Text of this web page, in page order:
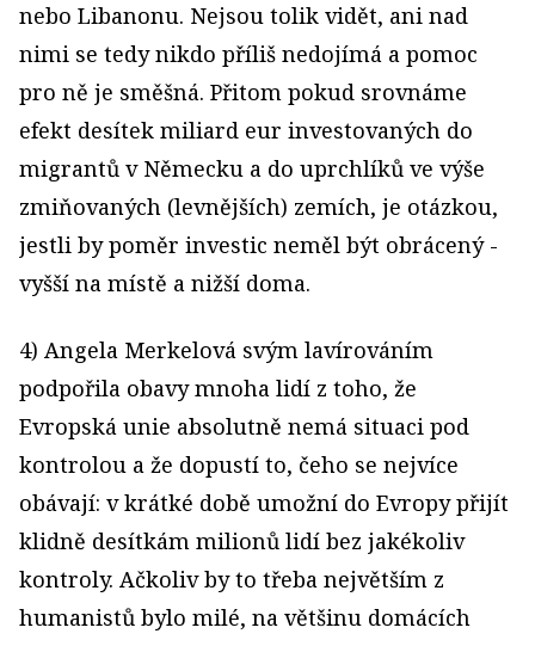
nebo Libanonu. Nejsou tolik vidět, ani nad
nimi se tedy nikdo příliš nedojímá a pomoc
pro ně je směšná. Přitom pokud srovnáme
efekt desítek miliard eur investovaných do
migrantů v Německu a do uprchlíků ve výše
zmiňovaných (levnějších) zemích, je otázkou,
jestli by poměr investic neměl být obrácený -
vyšší na místě a nižší doma.
4) Angela Merkelová svým lavírováním
podpořila obavy mnoha lidí z toho, že
Evropská unie absolutně nemá situaci pod
kontrolou a že dopustí to, čeho se nejvíce
obávají: v krátké době umožní do Evropy přijít
klidně desítkám milionů lidí bez jakékoliv
kontroly. Ačkoliv by to třeba největším z
humanistů bylo milé, na většinu domácích